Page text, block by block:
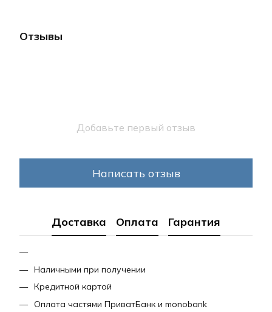
Отзывы
Добавьте первый отзыв
Написать отзыв
Доставка Оплата Гарантия
Наличными при получении
Кредитной картой
Оплата частями ПриватБанк и monobank